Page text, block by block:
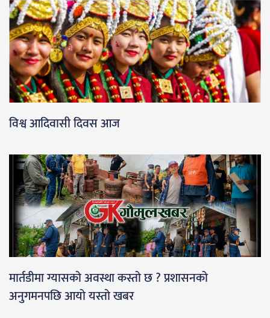
विश्व आदिवासी दिवस आज
मार्तडीमा ग्यासको अवस्था कस्तो छ ? प्रशासनको
अनुगमनपछि आयो यस्तो खबर